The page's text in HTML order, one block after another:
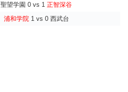
聖望学園 0 vs 1 正智深谷
浦和学院1 vs 0 西武台